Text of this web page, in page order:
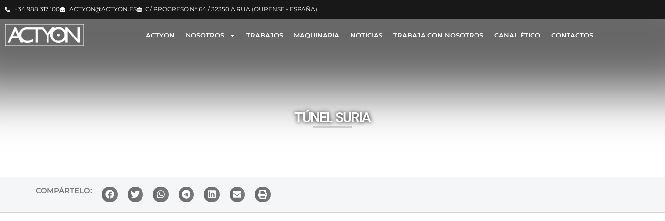
+34 988 312 100 ACTYON@ACTYON.ES C/ PROGRESO Nº 64 / 32350 A RUA (OURENSE - ESPAÑA)
ACTYON NOSOTROS TRABAJOS MAQUINARIA NOTICIAS TRABAJA CON NOSOTROS CANAL ÉTICO CONTACTOS
TÚNEL SURIA
COMPÁRTELO: